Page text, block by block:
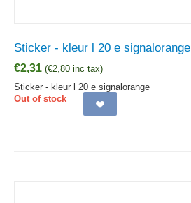
Sticker - kleur l 20 e signalorange
€2,31 (€2,80 inc tax)
Sticker - kleur l 20 e signalorange
Out of stock